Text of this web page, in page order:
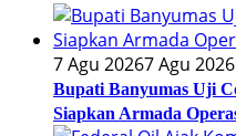
7 Agu 20267 Agu 2026
Bupati Banyumas Uji
Siapkan Armada